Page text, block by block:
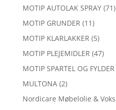
MOTIP AUTOLAK SPRAY (71)
MOTIP GRUNDER (11)
MOTIP KLARLAKKER (5)
MOTIP PLEJEMIDLER (47)
MOTIP SPARTEL OG FYLDER
MULTONA (2)
Nordicare Møbelolie & Voks